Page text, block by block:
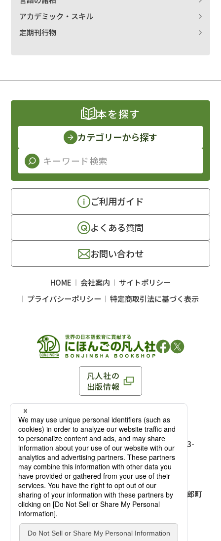
アカデミック・スキル
定期刊行物
凡人社の
出版情報
〒102-0093 東京都千代田区平河町 1-3-13 8F
TEL：03-3263-3959／FAX：03-3263-3116
麹町店
〒102-0093 東京都千代田区平河町1-3-
13 8F［アクセス］
TEL：03-3239-8673／FAX：03-3263-
3116
大阪店
〒541-0056 大阪府大阪市中央区久太郎町
4-2-10
大西ビルディング 1階［
TEL：06-4256-2684／FAX：03-6733-
7887
本を探す
カテゴリーから探す
ご利用ガイド
よくある質問
お問い合わせ
HOME 会社案内
サイトポリシー
プライバシーポリシー
特定商取引法に基づく表示